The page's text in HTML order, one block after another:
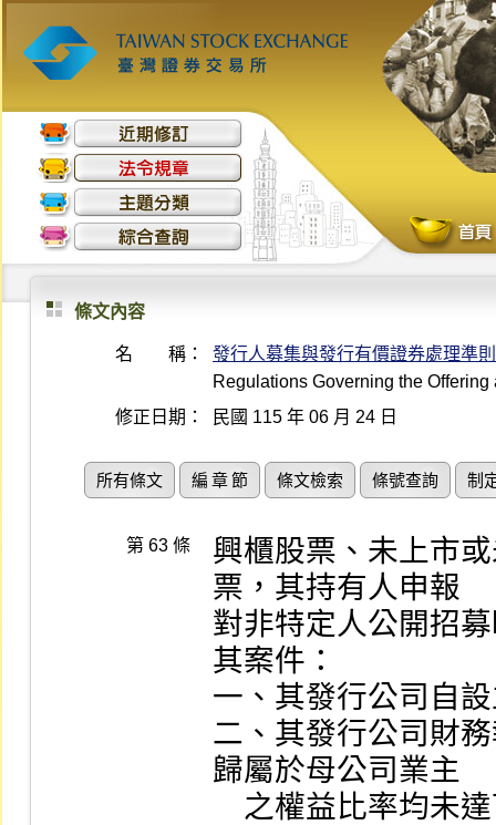
條文內容
名 稱：
發行人募集與發行有價證券處理準則
Regulations Governing the
修正日期：
民國 115 年 06 月 24 日
所有條文 編 章 節 條文檢索 條號查詢 制
第 63 條
興櫃股票、未上市
票，其持有人申報
對非特定人公開招
其案件：
一、其發行公司自
二、其發行公司財
歸屬於母公司業主